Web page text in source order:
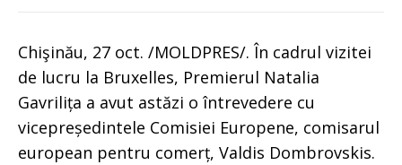
Chişinău, 27 oct. /MOLDPRES/. În cadrul vizitei
de lucru la Bruxelles, Premierul Natalia
Gavrilița a avut astăzi o întrevedere cu
vicepreședintele Comisiei Europene, comisarul
european pentru comerț, Valdis Dombrovskis.